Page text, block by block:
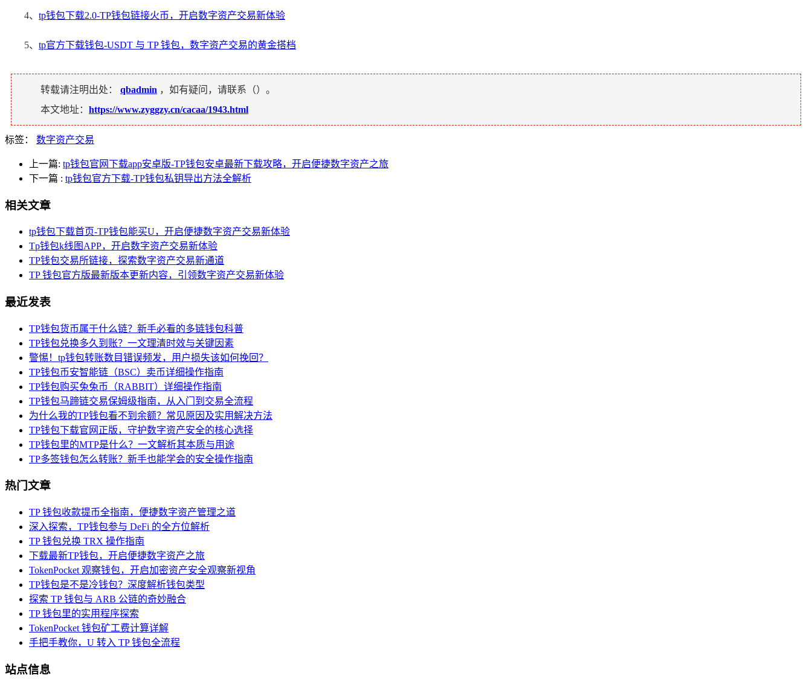
4、 tp钱包下载2.0-TP钱包链接火币，开启数字资产交易新体验
5、 tp官方下载钱包-USDT 与 TP 钱包，数字资产交易的黄金搭档
转载请注明出处： qbadmin ，如有疑问，请联系（）。
本文地址： https://www.zyggzy.cn/cacaa/1943.html
标签： 数字资产交易
上一篇: tp钱包官网下载app安卓版-TP钱包安卓最新下载攻略，开启便捷数字资产之旅
下一篇 : tp钱包官方下载-TP钱包私钥导出方法全解析
相关文章
tp钱包下载首页-TP钱包能买U，开启便捷数字资产交易新体验
Tp钱包k线图APP，开启数字资产交易新体验
TP钱包交易所链接，探索数字资产交易新通道
TP 钱包官方版最新版本更新内容，引领数字资产交易新体验
最近发表
TP钱包货币属于什么链？新手必看的多链钱包科普
TP钱包兑换多久到账？一文理清时效与关键因素
警惕！tp钱包转账数目错误频发，用户损失该如何挽回？
TP钱包币安智能链（BSC）卖币详细操作指南
TP钱包购买兔兔币（RABBIT）详细操作指南
TP钱包马蹄链交易保姆级指南，从入门到交易全流程
为什么我的TP钱包看不到余额？常见原因及实用解决方法
TP钱包下载官网正版，守护数字资产安全的核心选择
TP钱包里的MTP是什么？一文解析其本质与用途
TP多签钱包怎么转账？新手也能学会的安全操作指南
热门文章
TP 钱包收款提币全指南，便捷数字资产管理之道
深入探索，TP钱包参与 DeFi 的全方位解析
TP 钱包兑换 TRX 操作指南
下载最新TP钱包，开启便捷数字资产之旅
TokenPocket 观察钱包，开启加密资产安全观察新视角
TP钱包是不是冷钱包？深度解析钱包类型
探索 TP 钱包与 ARB 公链的奇妙融合
TP 钱包里的实用程序探索
TokenPocket 钱包矿工费计算详解
手把手教你，U 转入 TP 钱包全流程
站点信息